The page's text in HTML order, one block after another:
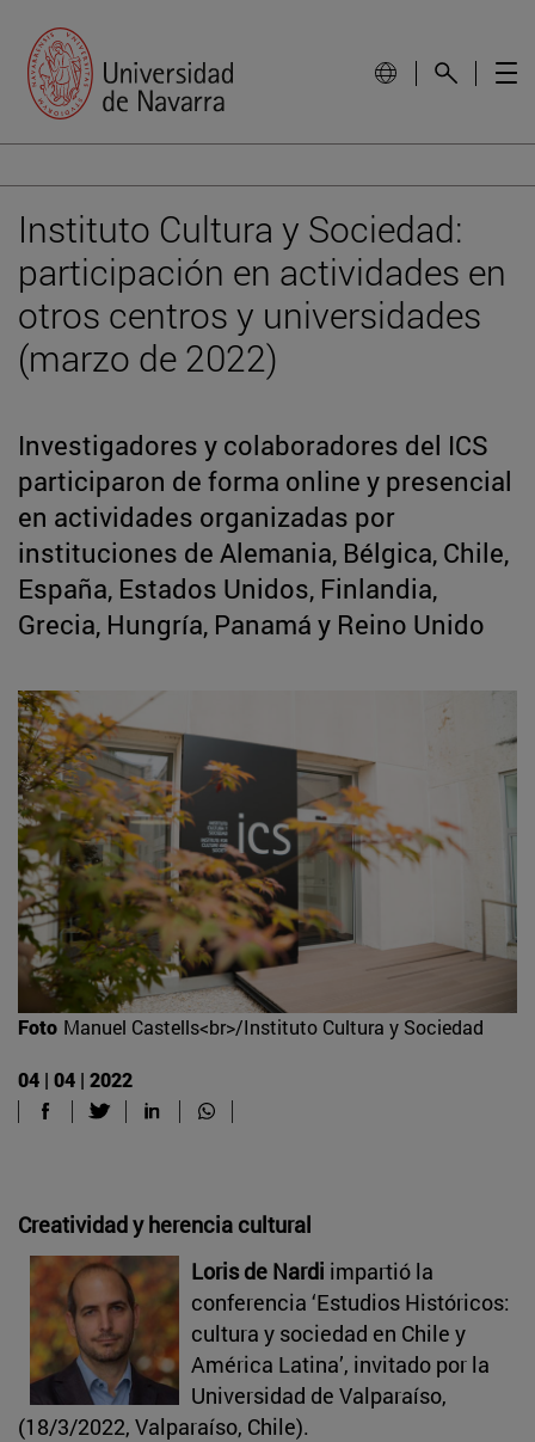
Instituto Cultura y Sociedad:
participación en actividades en
otros centros y universidades
(marzo de 2022)
Investigadores y colaboradores del ICS
participaron de forma online y presencial
en actividades organizadas por
instituciones de Alemania, Bélgica, Chile,
España, Estados Unidos, Finlandia,
Grecia, Hungría, Panamá y Reino Unido
Foto Manuel Castells<br>/Instituto Cultura y Sociedad
04 | 04 | 2022
Creatividad y herencia cultural
Loris de Nardi impartió la
conferencia ‘Estudios Históricos:
cultura y sociedad en Chile y
América Latina’, invitado por la
Universidad de Valparaíso,
(18/3/2022, Valparaíso, Chile).